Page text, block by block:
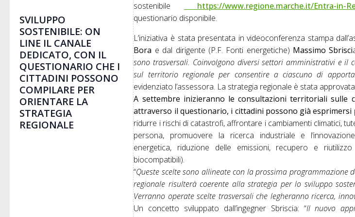
SVILUPPO
SOSTENIBILE: ON
LINE IL CANALE
DEDICATO, CON IL
QUESTIONARIO CHE I
CITTADINI POSSONO
COMPILARE PER
ORIENTARE LA
STRATEGIA
REGIONALE
sostenibile
https://www.regione.marche.it/Entra-in-
questionario disponibile.
L’iniziativa è stata presentata in videoconferenza stampa
Bora e dal dirigente (P.F. Fonti energetiche) Massimo Sbrisci
sono trasversali. Coinvolgono diversi settori amministrativi e il
sul territorio regionale per consentire a ciascuno di
evidenziato l’assessora. La strategia regionale è stata
A settembre inizieranno le consultazioni territoriali sulle
attraverso il questionario, i cittadini possono già esprimersi
ridurre i rischi di catastrofi, affrontare i cambiamenti climatici,
persona, promuovere la ricerca industriale e
energetica, riduzione delle emissioni, recupero e
biocompatibili).
“Queste scelte sono allineate con la prossima programmazione
regionale risulterà coerente alla strategia per lo sviluppo
Verranno operate scelte trasversali che legheranno ricerca,
Un concetto sviluppato dall’ingegner Sbriscia: “Il nuovo